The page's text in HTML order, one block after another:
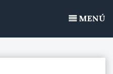
contenidoMENÚ